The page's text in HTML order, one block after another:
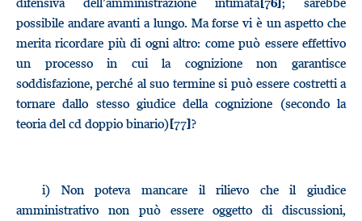
possibile andare avanti a lungo. Ma forse vi è un aspetto che
merita ricordare più di ogni altro: come può essere effettivo
un processo in cui la cognizione non garantisce
soddisfazione, perché al suo termine si può essere costretti a
tornare dallo stesso giudice della cognizione (secondo la
teoria del cd doppio binario)[77]?
i) Non poteva mancare il rilievo che il giudice
amministrativo non può essere oggetto di discussioni,